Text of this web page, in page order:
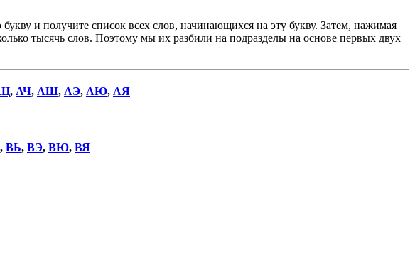
и получите список всех слов, начинающихся на эту букву. Затем, нажимая
тысячь слов. Поэтому мы их разбили на подразделы на основе первых двух
, АЧ, АШ, АЭ, АЮ, АЯ
, ВЬ, ВЭ, ВЮ, ВЯ